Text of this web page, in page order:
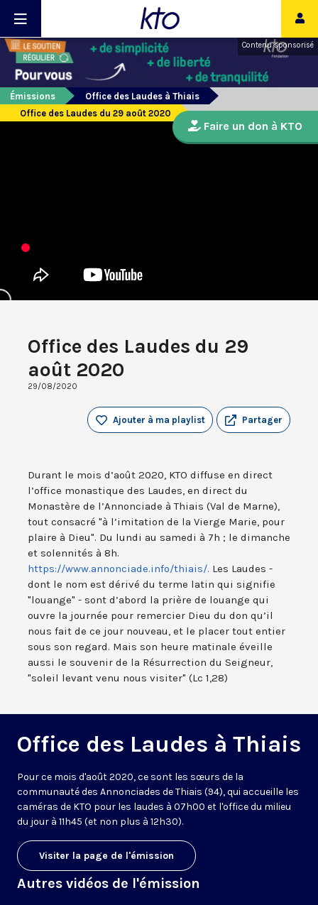
Contenu sponsorisé
Émissions
Office des Laudes à Thiais
Office des Laudes du 29 août 2020
Office des Laudes du 29
août 2020
29/08/2020
Partager
Ajouter à ma playlist
Durant le mois d’août 2020, KTO diffuse en direct
l’office monastique des Laudes, en direct du
Monastère de l’Annonciade à Thiais (Val de Marne),
tout consacré "à l’imitation de la Vierge Marie, pour
plaire à Dieu". Du lundi au samedi à 7h ; le dimanche
et solennités à 8h.
https://www.annonciade.info/thiais/. Les Laudes -
dont le nom est dérivé du terme latin qui signifie
"louange" - sont d’abord la prière de louange qui
ouvre la journée pour remercier Dieu du don qu’il
nous fait de ce jour nouveau, et le placer tout entier
sous son regard. Mais son heure matinale éveille
aussi le souvenir de la Résurrection du Seigneur,
"soleil levant venu nous visiter" (Lc 1,28)
Office des Laudes à Thiais
Pour ce mois d'août 2020, ce sont les sœurs de la
communauté des Annonciades de Thiais (94), qui accueille les
caméras de KTO pour les laudes à 07h00 et l'office du milieu
du jour à 11h45 (et non plus à 12h30).
Visiter la page de l'émission
Autres vidéos de l'émission
Faire un don à KTO